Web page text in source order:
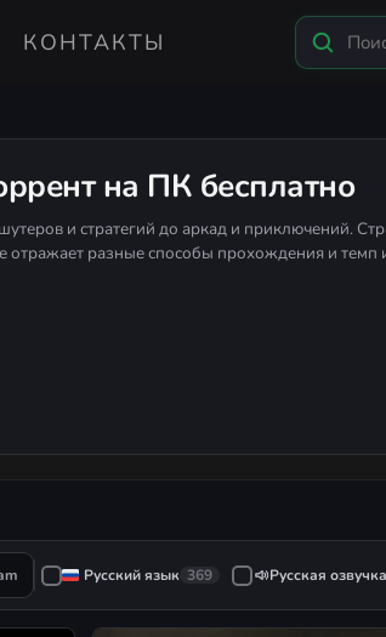
КОНТАКТЫ
на ПК бесплатно
и стратегий до аркад и приключений.
отражает разные способы прохождения и темп
Русский язык 369 Русская озвучка